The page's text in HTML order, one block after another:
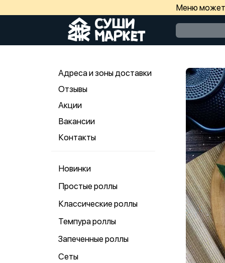
Меню может
Адреса и зоны доставки
Отзывы
Акции
Вакансии
Контакты
Новинки
Простые роллы
Классические роллы
Темпура роллы
Запеченные роллы
Сеты